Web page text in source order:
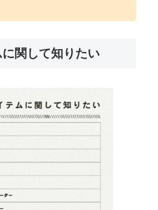
関して知りたい